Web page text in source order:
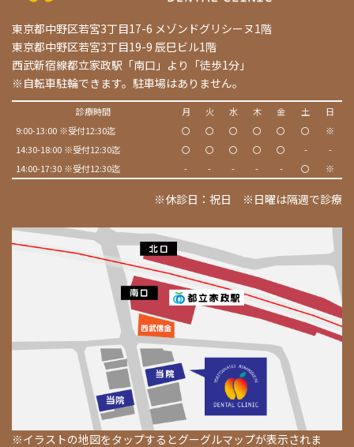
東京都中野区若宮3丁目17-6 メゾンドグリシーヌ1階
東京都中野区若宮3丁目19-9 辰巳ビル1階
西武新宿線都立家政駅「南口」より「徒歩1分」
※自転車駐輪できます。駐車場はありません。
診療時間 月 火 水 木 金 土
日
9:00-13:00 ※受付12:30迄
〇 〇 〇 〇 〇 〇
※
14:30-18:00 ※受付12:30迄
〇 〇 〇 〇 〇 -
-
14:00-17:30 ※受付12:30迄
- - - - - 〇 ※
※休診日：祝日 ※日曜は隔週で診療
※イラストの地図をタップするとグーグルマップが表示されま